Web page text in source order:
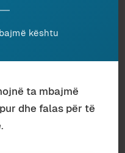
SLLAVOJ
kështu
ta mbajmë
dhe falas për të